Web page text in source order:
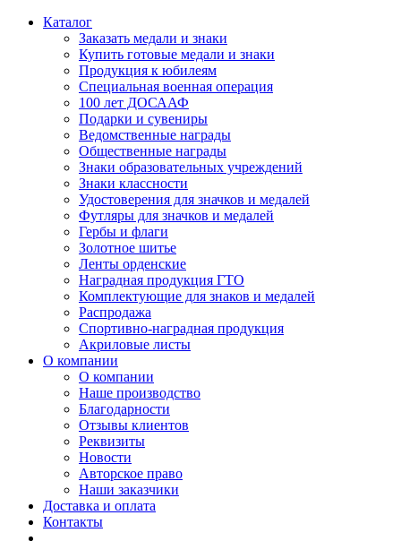
Каталог
Заказать медали и знаки
Купить готовые медали и знаки
Продукция к юбилеям
Специальная военная операция
100 лет ДОСААФ
Подарки и сувениры
Ведомственные награды
Общественные награды
Знаки образовательных учреждений
Знаки классности
Удостоверения для значков и медалей
Футляры для значков и медалей
Гербы и флаги
Золотное шитье
Ленты орденские
Наградная продукция ГТО
Комплектующие для знаков и медалей
Распродажа
Спортивно-наградная продукция
Акриловые листы
О компании
О компании
Наше производство
Благодарности
Отзывы клиентов
Реквизиты
Новости
Авторское право
Наши заказчики
Доставка и оплата
Контакты